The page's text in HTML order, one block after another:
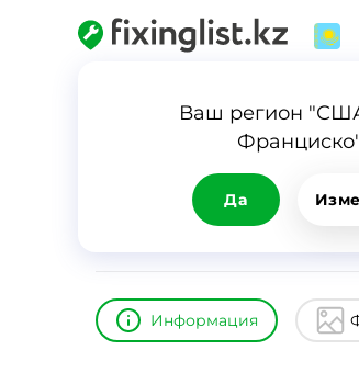
Ваш регион
Да
Руслан
Информация